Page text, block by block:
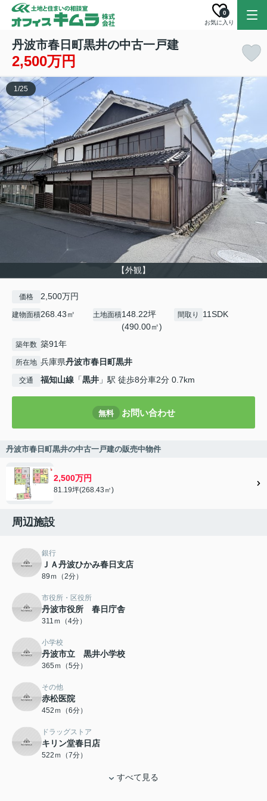
お気に入り
0
丹波市春日町黒井の中古一戸建
2,500万円
【外観】
1/25
価格 2,500万円
建物面積268.43㎡ 土地面積148.22坪
(490.00㎡)
間取り 11SDK
築年数 築91年
所在地 兵庫県丹波市春日町黒井
交通 福知山線 「黒井 」駅 徒歩8分車2分 0.7km
無料 お問い合わせ
丹波市春日町黒井の中古一戸建の販売中物件
2,500万円
81.19坪(268.43㎡)
周辺施設
銀行
ＪＡ丹波ひかみ春日支店
89ｍ（2分）
市役所・区役所
丹波市役所 春日庁舎
311ｍ（4分）
小学校
丹波市立 黒井小学校
365ｍ（5分）
その他
赤松医院
452ｍ（6分）
ドラッグストア
キリン堂春日店
522ｍ（7分）
すべて見る